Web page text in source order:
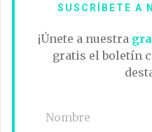
SUSCRÍBETE A
¡Únete a nuestra
gratis el boletín